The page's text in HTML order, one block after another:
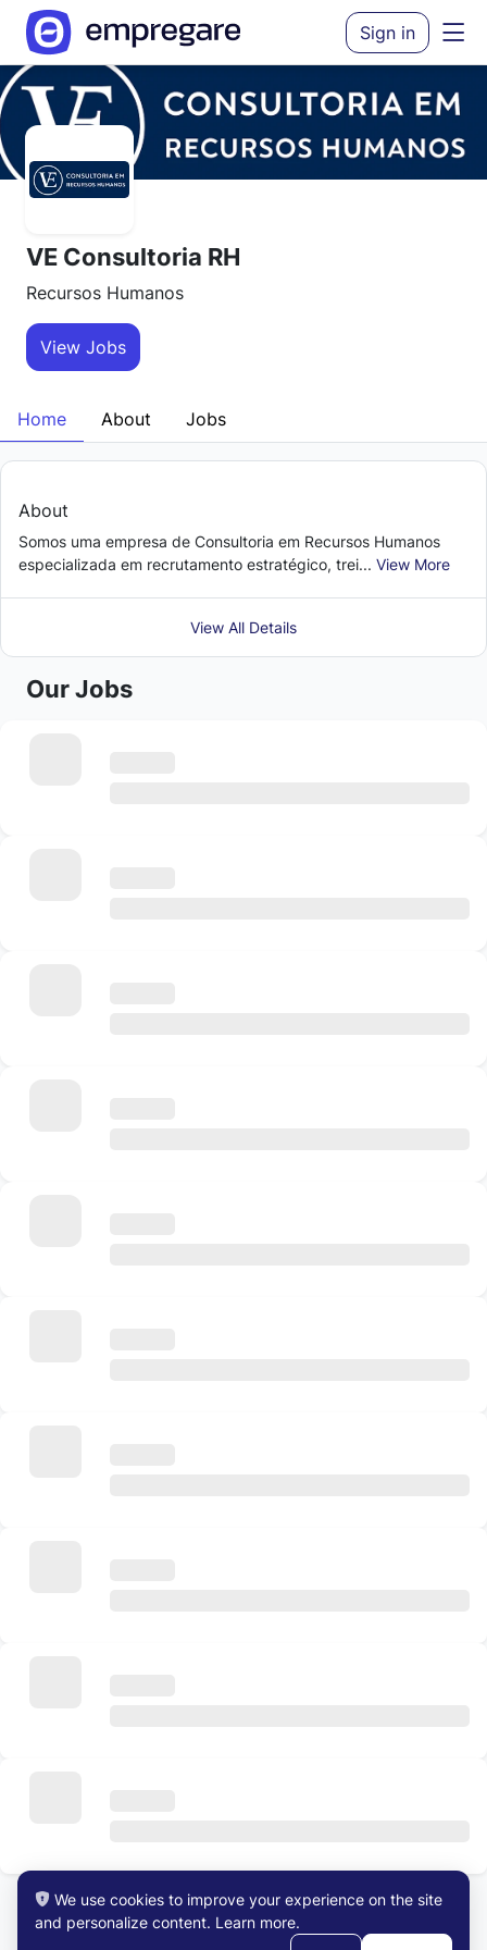
Sign in
VE Consultoria RH
Recursos Humanos
View Jobs
Home About Jobs
About
Somos uma empresa de Consultoria em Recursos Humanos
especializada em recrutamento estratégico, trei... View More
View All Details
Our Jobs
We use cookies to improve your experience on the site
and personalize content. Learn more.